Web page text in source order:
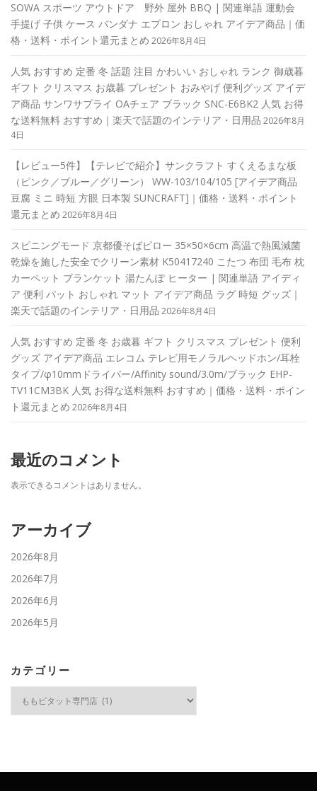
SOWA スポーツ アウトドア 野外 屋外 BBQ | 関連単語 運動会
手提げ 子供 ケース バンダナ エプロン おしゃれ アイデア商品｜価
格・送料・ポイント還元まとめ 2026年8月4日
人気 おすすめ 定番 冬 話題 注目 かわいい おしゃれ ランク 御歳暮
ギフト クリスマス お歳暮 プレゼント おみやげ 便利グッズ アイデ
ア商品 サンワサプライ OAチェア ブラック SNC-E6BK2 人気 お得
な送料無料 おすすめ｜楽天で話題のインテリア・日用品 2026年8月
4日
【レビュー5件】【テレビで紹介】サンクラフト すくえるまな板
（ピンク／ブルー／グリーン） WW-103/104/105 [アイデア商品
豆腐 ミニ 時短 方眼 日本製 SUNCRAFT]｜価格・送料・ポイント
還元まとめ 2026年8月4日
スピニングモード 京都優そばピロー 35×50×6cm 高温で熱風減菌
乾燥を施した安全でクリーン素材 K50417240 こたつ 布団 毛布 枕
カーペット ブランケット 湯たんぽ ヒーター | 関連単語 アイディ
ア 便利 パット おしゃれ マット アイデア商品 ラグ 時短 グッズ｜
楽天で話題のインテリア・日用品 2026年8月4日
人気 おすすめ 定番 冬 お歳暮 ギフト クリスマス プレゼント 便利
グッズ アイデア商品 エレコム テレビ用モノラルヘッドホン/耳栓
タイプ/φ10mmドライバー/Affinity sound/3.0m/ブラック EHP-
TV11CM3BK 人気 お得な送料無料 おすすめ｜価格・送料・ポイン
ト還元まとめ 2026年8月4日
最近のコメント
表示できるコメントはありません。
アーカイブ
2026年8月
2026年7月
2026年6月
2026年5月
カテゴリー